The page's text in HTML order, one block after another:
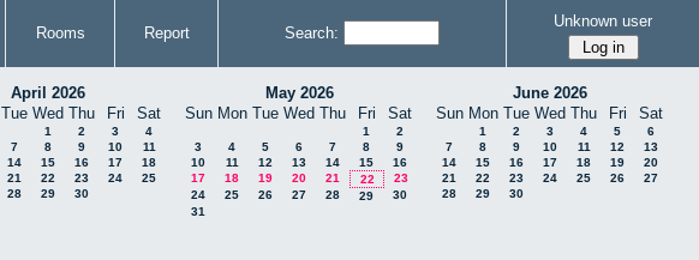
Rooms Report Search:
Unknown user
April 2026
Tue Wed Thu Fri Sat
1 2 3
4
7 8 9 10
11
14 15 16 17
18
21 22 23 24
25
28 29 30
May 2026
Sun Mon Tue Wed Thu Fri Sat
1
2
3
4 5 6 7 8
9
10
11 12 13 14 15
16
17
18 19 20 21 22
23
24
25 26 27 28 29
30
31
June 2026
Sun Mon Tue Wed Thu Fri Sat
1 2 3 4 5
6
7
8 9 10 11 12
13
14
15 16 17 18 19
20
21
22 23 24 25 26
27
28
29 30